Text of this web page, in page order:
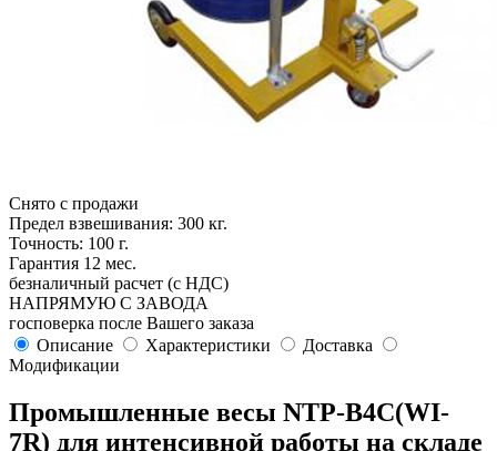
Снято с продажи
Предел взвешивания: 300 кг.
Точность: 100 г.
Гарантия 12 мес.
безналичный расчет (с НДС)
НАПРЯМУЮ С ЗАВОДА
госповерка после Вашего заказа
Описание
Характеристики
Доставка
Модификации
Промышленные весы NTP-B4C(WI-
7R) для интенсивной работы на складе